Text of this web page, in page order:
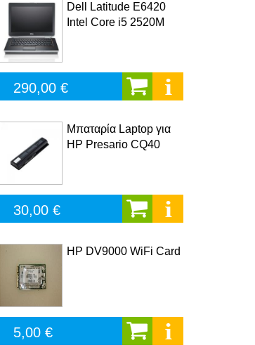
Dell Latitude E6420
Intel Core i5 2520M
290,00 €
Μπαταρία Laptop για
HP Presario CQ40
30,00 €
HP DV9000 WiFi Card
5,00 €